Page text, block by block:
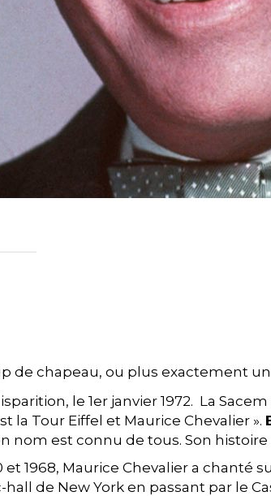
de chapeau, ou plus exactement
le 1er janvier 1972. La
la Tour Eiffel et Maurice Chevalier ».
nom est connu de tous. Son
et 1968, Maurice Chevalier a chanté
hall de New York en passant par le